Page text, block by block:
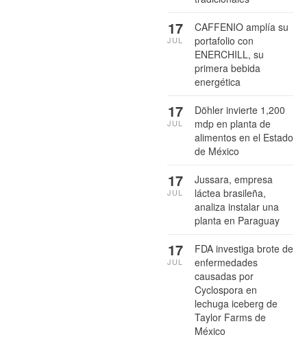
CAFFENIO amplía su
portafolio con
ENERCHILL, su
primera bebida
energética
17
JUL
Döhler invierte 1,200
mdp en planta de
alimentos en el Estado
de México
17
JUL
Jussara, empresa
láctea brasileña,
analiza instalar una
planta en Paraguay
17
JUL
FDA investiga brote de
enfermedades
causadas por
Cyclospora en
lechuga iceberg de
Taylor Farms de
México
17
JUL